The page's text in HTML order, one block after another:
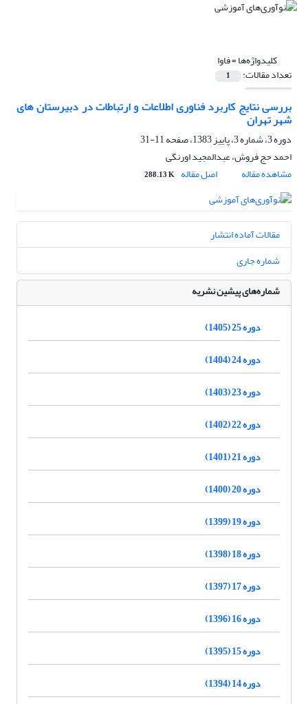
کلیدواژه‌ها =فاوا
تعداد مقالات: 1
بررسی نتایج کاربرد فناوری اطلاعات و ارتباطات در دبیرستان های
شهر تهران
دوره 3، شماره 3، پاییز 1383، صفحه
11-31
احمد حج فروش، عبدالمجید اورنگی
مشاهده مقاله
اصل مقاله 288.13 K
مقالات آماده انتشار
شماره جاری
شماره‌های پیشین نشریه
دوره 25 (1405)
دوره 24 (1404)
دوره 23 (1403)
دوره 22 (1402)
دوره 21 (1401)
دوره 20 (1400)
دوره 19 (1399)
دوره 18 (1398)
دوره 17 (1397)
دوره 16 (1396)
دوره 15 (1395)
دوره 14 (1394)